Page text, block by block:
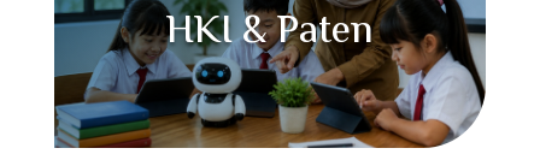
HKI & Paten